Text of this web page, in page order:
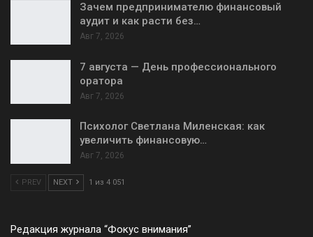
Зачем предпринимателю финансовый
аудит и как расти без…
Авг 7, 2026
7 августа — День профессионального
оратора
Авг 7, 2026
Психолог Светлана Миленская: как
увеличить финансовую…
Авг 7, 2026
PREV NEXT 1 из 4 051
Редакция журнала “Фокус внимания”